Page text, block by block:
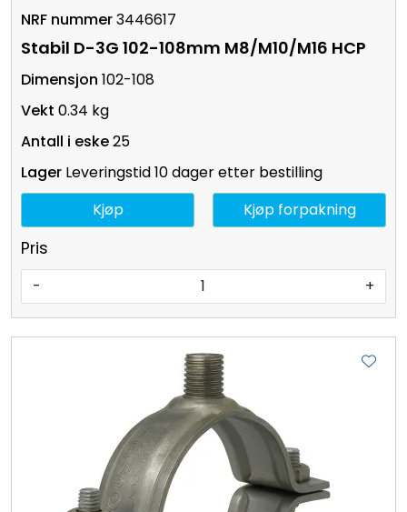
3446617
Stabil D-3G 102-108mm M8/M10/M16 HCP
102-108
0.34 kg
25
Leveringstid 10 dager etter bestilling
Pris
- +
Kjøp Kjøp forpakning